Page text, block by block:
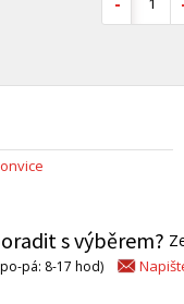
s výběrem?
pá: 8-17 hod)